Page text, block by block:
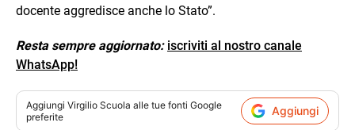
docente aggredisce anche lo Stato”.
Resta sempre aggiornato: iscriviti al nostro canale
WhatsApp!
Aggiungi Virgilio Scuola alle tue fonti Google
preferite
Aggiungi